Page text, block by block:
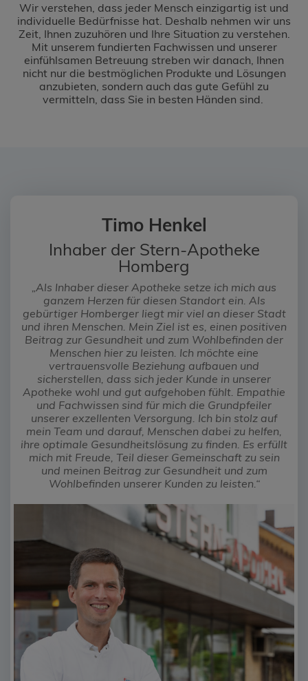
Wir verstehen, dass jeder Mensch einzigartig ist und
individuelle Bedürfnisse hat. Deshalb nehmen wir uns
Zeit, Ihnen zuzuhören und Ihre Situation zu verstehen.
Mit unserem fundierten Fachwissen und unserer
einfühlsamen Betreuung streben wir danach, Ihnen
nicht nur die bestmöglichen Produkte und Lösungen
anzubieten, sondern auch das gute Gefühl zu
vermitteln, dass Sie in besten Händen sind.
Timo Henkel
Inhaber der Stern-Apotheke
Homberg
„Als Inhaber dieser Apotheke setze ich mich aus
ganzem Herzen für diesen Standort ein. Als
gebürtiger Homberger liegt mir viel an dieser Stadt
und ihren Menschen. Mein Ziel ist es, einen positiven
Beitrag zur Gesundheit und zum Wohlbefinden der
Menschen hier zu leisten. Ich möchte eine
vertrauensvolle Beziehung aufbauen und
sicherstellen, dass sich jeder Kunde in unserer
Apotheke wohl und gut aufgehoben fühlt. Empathie
und Fachwissen sind für mich die Grundpfeiler
unserer exzellenten Versorgung. Ich bin stolz auf
mein Team und darauf, Menschen dabei zu helfen,
ihre optimale Gesundheitslösung zu finden. Es erfüllt
mich mit Freude, Teil dieser Gemeinschaft zu sein
und meinen Beitrag zur Gesundheit und zum
Wohlbefinden unserer Kunden zu leisten.“